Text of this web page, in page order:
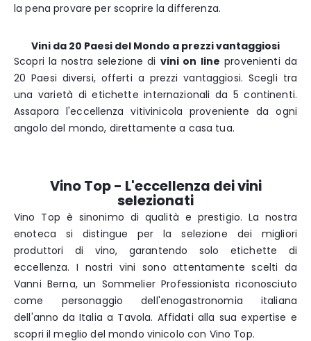
la pena provare per scoprire la differenza.
Vini da 20 Paesi del Mondo a prezzi vantaggiosi
Scopri la nostra selezione di vini on line provenienti da
20 Paesi diversi, offerti a prezzi vantaggiosi. Scegli tra
una varietà di etichette internazionali da 5 continenti.
Assapora l'eccellenza vitivinicola proveniente da ogni
angolo del mondo, direttamente a casa tua.
Vino Top - L'eccellenza dei vini
selezionati
Vino Top è sinonimo di qualità e prestigio. La nostra
enoteca si distingue per la selezione dei migliori
produttori di vino, garantendo solo etichette di
eccellenza. I nostri vini sono attentamente scelti da
Vanni Berna, un Sommelier Professionista riconosciuto
come personaggio dell'enogastronomia italiana
dell'anno da Italia a Tavola. Affidati alla sua expertise e
scopri il meglio del mondo vinicolo con Vino Top.